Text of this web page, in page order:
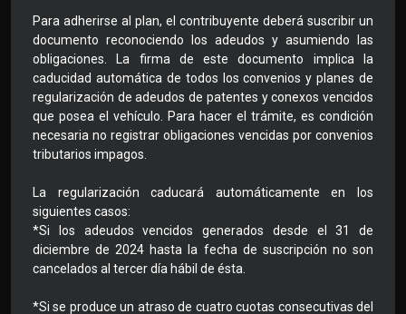
Para adherirse al plan, el contribuyente deberá suscribir un
documento reconociendo los adeudos y asumiendo las
obligaciones. La firma de este documento implica la
caducidad automática de todos los convenios y planes de
regularización de adeudos de patentes y conexos vencidos
que posea el vehículo. Para hacer el trámite, es condición
necesaria no registrar obligaciones vencidas por convenios
tributarios impagos.
La regularización caducará automáticamente en los
siguientes casos:
*Si los adeudos vencidos generados desde el 31 de
diciembre de 2024 hasta la fecha de suscripción no son
cancelados al tercer día hábil de ésta.
*Si se produce un atraso de cuatro cuotas consecutivas del